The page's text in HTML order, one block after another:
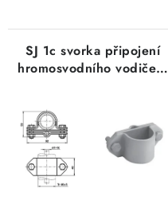
SJ 1c svorka připojení
hromosvodního vodiče k